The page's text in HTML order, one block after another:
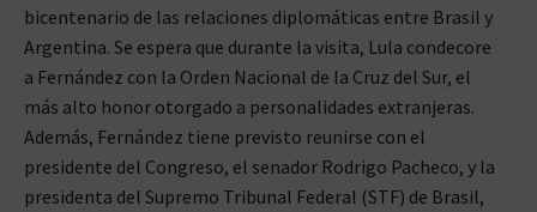
bicentenario de las relaciones diplomáticas entre Brasil y
Argentina. Se espera que durante la visita, Lula condecore
a Fernández con la Orden Nacional de la Cruz del Sur, el
más alto honor otorgado a personalidades extranjeras.
Además, Fernández tiene previsto reunirse con el
presidente del Congreso, el senador Rodrigo Pacheco, y la
presidenta del Supremo Tribunal Federal (STF) de Brasil,